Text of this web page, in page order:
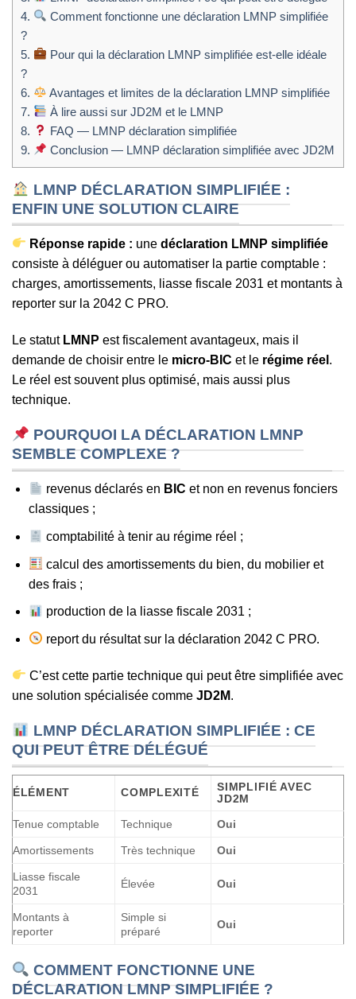
4.
Comment fonctionne une déclaration LMNP simplifiée
?
5.
Pour qui la déclaration LMNP simplifiée est-elle idéale
?
6.
Avantages et limites de la déclaration LMNP simplifiée
7.
À lire aussi sur JD2M et le LMNP
8.
FAQ — LMNP déclaration simplifiée
9.
Conclusion — LMNP déclaration simplifiée avec JD2M
LMNP DÉCLARATION SIMPLIFIÉE :
ENFIN UNE SOLUTION CLAIRE
Réponse rapide : unedéclaration LMNP simplifiée
consiste à déléguer ou automatiser la partie comptable :
charges, amortissements, liasse fiscale 2031 et montants à
reporter sur la 2042 C PRO.
Le statut LMNP est fiscalement avantageux, mais il
demande de choisir entre le micro-BIC et le régime réel .
Le réel est souvent plus optimisé, mais aussi plus
technique.
POURQUOI LA DÉCLARATION LMNP
SEMBLE COMPLEXE ?
revenus déclarés en BIC et non en revenus fonciers
classiques ;
comptabilité à tenir au régime réel ;
calcul des amortissements du bien, du mobilier et
des frais ;
production de la liasse fiscale 2031 ;
report du résultat sur la déclaration 2042 C PRO.
C’est cette partie technique qui peut être simplifiée avec
une solution spécialisée comme JD2M.
LMNP DÉCLARATION SIMPLIFIÉE : CE
QUI PEUT ÊTRE DÉLÉGUÉ
ÉLÉMENT COMPLEXITÉ
SIMPLIFIÉ AVEC
JD2M
Tenue comptable
Technique Oui
Amortissements Très technique Oui
Liasse fiscale
2031
Élevée Oui
Montants à
reporter
Simple si
préparé
Oui
COMMENT FONCTIONNE UNE
DÉCLARATION LMNP SIMPLIFIÉE ?